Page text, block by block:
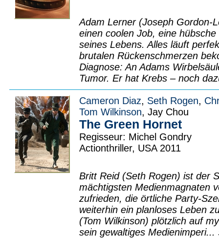
Adam Lerner (Joseph Gordon-
einen coolen Job, eine
seines Lebens. Alles läuft
brutalen Rückenschmerzen
Diagnose: An Adams
Tumor. Er hat Krebs – noch
Cameron Diaz, Seth Rogen,
Tom Wilkinson, Jay Chou
The Green Hornet
Regisseur: Michel Gondry
Actionthriller, USA 2011
Britt Reid (Seth Rogen) ist der
mächtigsten Medienmagnaten
zufrieden, die örtliche Party-
weiterhin ein planloses Leben
(Tom Wilkinson) plötzlich auf
sein gewaltiges Medienimperi...